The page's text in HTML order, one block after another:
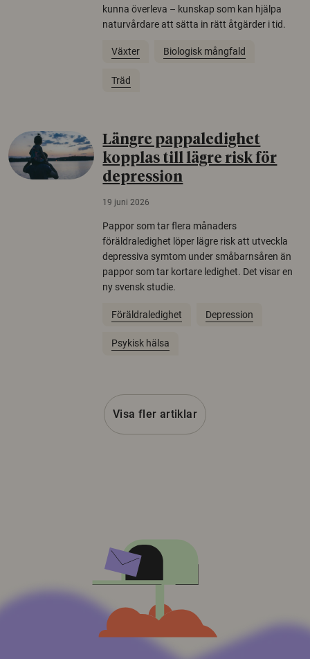
kunna överleva – kunskap som kan hjälpa
naturvårdare att sätta in rätt åtgärder i tid.
Växter Biologisk mångfald
Träd
Längre pappaledighet
kopplas till lägre risk för
depression
19 juni 2026
Pappor som tar flera månaders
föräldraledighet löper lägre risk att utveckla
depressiva symtom under småbarnsåren än
pappor som tar kortare ledighet. Det visar en
ny svensk studie.
Föräldraledighet Depression
Psykisk hälsa
Visa fler artiklar